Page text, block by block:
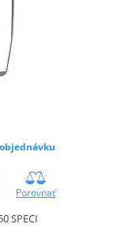
Porovnať
SPECI